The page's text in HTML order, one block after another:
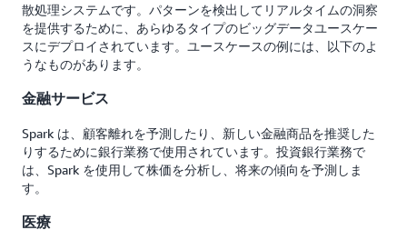
散処理システムです。パターンを検出してリアルタイムの洞察
を提供するために、あらゆるタイプのビッグデータユースケー
スにデプロイされています。ユースケースの例には、以下のよ
うなものがあります。
金融サービス
Spark は、顧客離れを予測したり、新しい金融商品を推奨した
りするために銀行業務で使用されています。投資銀行業務で
は、Spark を使用して株価を分析し、将来の傾向を予測しま
す。
医療